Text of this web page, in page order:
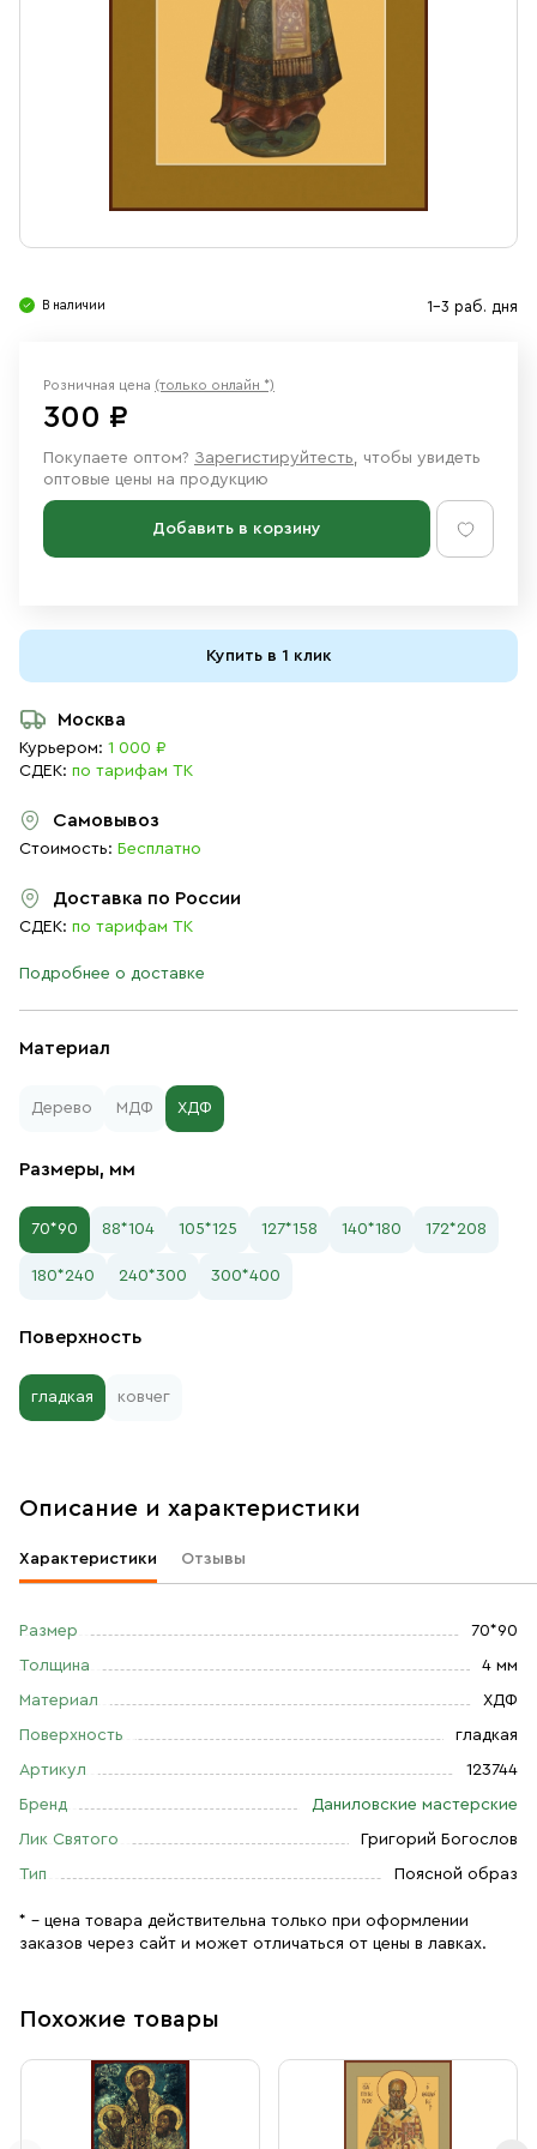
В наличии 1-3 раб. дня
Материал
Дерево МДФ ХДФ
Размеры, мм
70*90 88*104 105*125 127*158 140*180 172*208
180*240 240*300 300*400
Поверхность
гладкая ковчег
Розничная цена (только онлайн *)
300 ₽
Покупаете оптом? Зарегистируйтесть, чтобы увидеть
оптовые цены на продукцию
Добавить в корзину
Купить в 1 клик
Москва
Курьером: 1 000 ₽
СДЕК: по тарифам ТК
Самовывоз
Стоимость: Бесплатно
Доставка по России
СДЕК: по тарифам ТК
Подробнее о доставке
Описание и характеристики
Характеристики Отзывы
Размер 70*90
Толщина 4 мм
Материал ХДФ
Поверхность гладкая
Артикул 123744
Бренд Даниловские мастерские
Лик Святого Григорий Богослов
Тип Поясной образ
* – цена товара действительна только при оформлении
заказов через сайт и может отличаться от цены в лавках.
Похожие товары